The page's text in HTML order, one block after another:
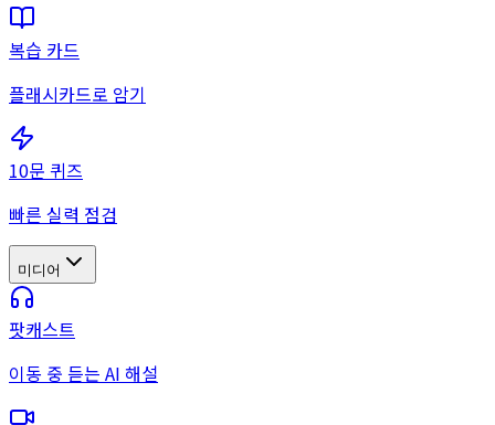
복습 카드
플래시카드로 암기
10문 퀴즈
빠른 실력 점검
미디어
팟캐스트
이동 중 듣는 AI 해설